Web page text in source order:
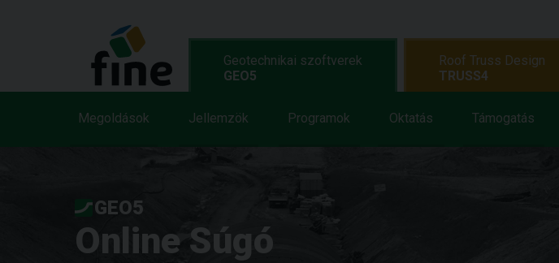
Geotechnikai szoftverek
GEO5
Megoldások Jellemzök Programok Oktatás Támogatás
Roof Truss Design
TRUSS4
GEO5
Online Súgó